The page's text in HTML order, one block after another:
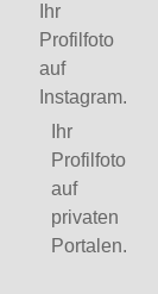
Ihr
Profilfoto
auf
Instagram.
Ihr
Profilfoto
auf
privaten
Portalen.